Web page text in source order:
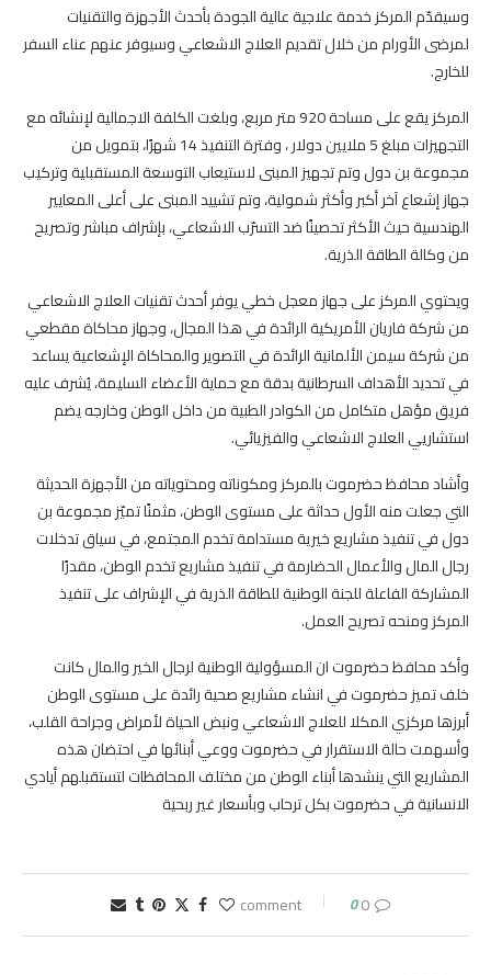
وسيقدّم المركز خدمة علاجية عالية الجودة بأحدث الأجهزة والتقنيات
لمرضى الأورام من خلال تقديم العلاج الاشعاعي وسيوفر عنهم عناء السفر
للخارج.
المركز يقع على مساحة 920 متر مربع، وبلغت الكلفة الاجمالية لإنشائه مع
التجهيزات مبلغ 5 ملايين دولار ، وفترة التنفيذ 14 شهرًا، بتمويل من
مجموعة بن دول وتم تجهيز المبنى لاستيعاب التوسعة المستقبلية وتركيب
جهاز إشعاع آخر أكبر وأكثر شمولية، وتم تشييد المبنى على أعلى المعايير
الهندسية حيث الأكثر تحصينًا ضد التسرّب الاشعاعي، بإشراف مباشر وتصريح
من وكالة الطاقة الذرية.
ويحتوي المركز على جهاز معجل خطي يوفر أحدث تقنيات العلاج الاشعاعي
من شركة فاريان الأمريكية الرائدة في هذا المجال، وجهاز محاكاة مقطعي
من شركة سيمن الألمانية الرائدة في التصوير والمحاكاة الإشعاعية يساعد
في تحديد الأهداف السرطانية بدقة مع حماية الأعضاء السليمة، يُشرف عليه
فريق مؤهل متكامل من الكوادر الطبية من داخل الوطن وخارجه يضم
استشاريي العلاج الاشعاعي والفيزيائي.
وأشاد محافظ حضرموت بالمركز ومكوناته ومحتوياته من الأجهزة الحديثة
التي جعلت منه الأول حداثة على مستوى الوطن، مثمنًا تميّز مجموعة بن
دول في تنفيذ مشاريع خيرية مستدامة تخدم المجتمع، في سياق تدخلات
رجال المال والأعمال الحضارمة في تنفيذ مشاريع تخدم الوطن، مقدرًا
المشاركة الفاعلة للجنة الوطنية للطاقة الذرية في الإشراف على تنفيذ
المركز ومنحه تصريح العمل.
وأكد محافظ حضرموت ان المسؤولية الوطنية لرجال الخير والمال كانت
خلف تميز حضرموت في انشاء مشاريع صحية رائدة على مستوى الوطن
أبرزها مركزي المكلا للعلاج الاشعاعي ونبض الحياة لأمراض وجراحة القلب،
وأسهمت حالة الاستقرار في حضرموت ووعي أبنائها في احتضان هذه
المشاريع التي ينشدها أبناء الوطن من مختلف المحافظات لتستقبلهم أيادي
الانسانية في حضرموت بكل ترحاب وبأسعار غير ربحية
0 comment
0